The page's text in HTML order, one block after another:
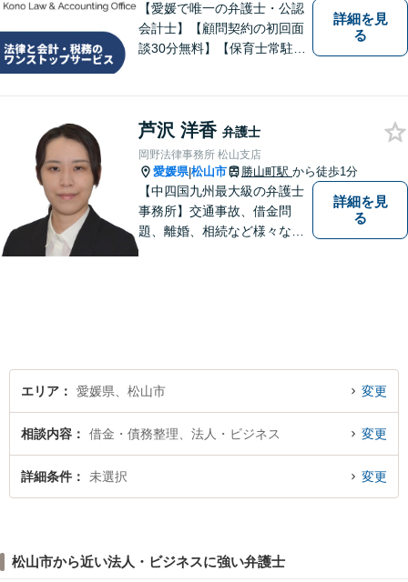
【愛媛で唯一の弁護士・公認
会計士】【顧問契約の初回面
談30分無料】【保育士常駐】
せください。
詳細を見
る
芦沢 洋香 弁護士
岡野法律事務所 松山支店
愛媛県|松山市 勝山町駅 から徒歩1分
【中四国九州最大級の弁護士
事務所】交通事故、借金問
題、離婚、相続など様々な問
詳細を見
る
エリア 愛媛県、松山市 変更
相談内容 借金・債務整理、法人・ビジネス 変更
詳細条件 未選択 変更
松山市から近い法人・ビジネスに強い弁護士